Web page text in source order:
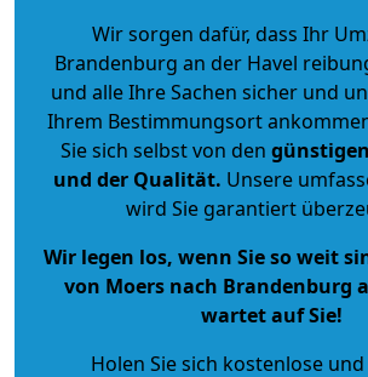
Wir sorgen dafür, dass Ihr
Brandenburg an der Havel
und alle Ihre Sachen sicher und
Ihrem Bestimmungsort
Sie sich selbst von den
und der Qualität. Unsere
wird Sie garantiert
Wir legen los, wenn Sie so weit
von Moers nach Brandenburg
wartet auf Sie!
Holen Sie sich kostenlose